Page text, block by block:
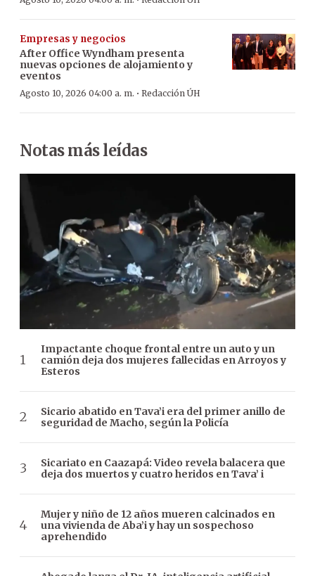
Empresas y negocios
After Office Wyndham presenta
nuevas opciones de alojamiento y
eventos
Agosto 10, 2026 04:00 a. m. · Redacción ÚH
Notas más leídas
Impactante choque frontal entre un auto y un
camión deja dos mujeres fallecidas en Arroyos y
Esteros
Sicario abatido en Tava’i era del primer anillo de
seguridad de Macho, según la Policía
Sicariato en Caazapá: Video revela balacera que
deja dos muertos y cuatro heridos en Tava’ i
Mujer y niño de 12 años mueren calcinados en
una vivienda de Aba’i y hay un sospechoso
aprehendido